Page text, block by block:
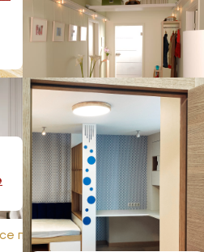
механизмы
Антресоли и верхние
секции: дополнительное
место для хранения
посты